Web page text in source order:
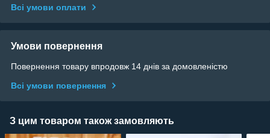
Всі умови оплати
Умови повернення
Повернення товару впродовж 14 днів за домовленістю
Всі умови повернення
З цим товаром також замовляють